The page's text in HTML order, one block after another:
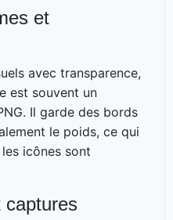
et
avec transparence,
est souvent un
Il garde des bords
le poids, ce qui
icônes sont
captures